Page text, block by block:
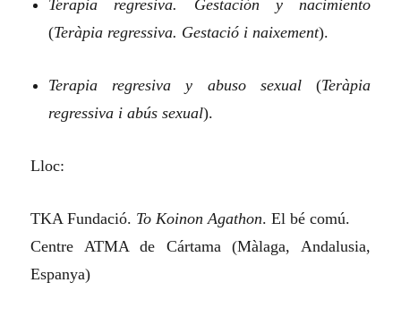
Terapia regresiva. Gestación y nacimiento
(Teràpia regressiva. Gestació i naixement).
Terapia regresiva y abuso sexual(Teràpia
regressiva i abús sexual).
Lloc:
TKA Fundació. To Koinon Agathon. El bé comú.
Centre ATMA de Cártama (Màlaga, Andalusia,
Espanya)